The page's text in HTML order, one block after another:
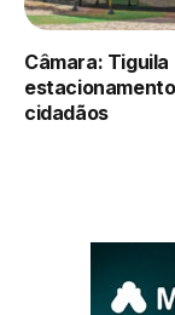
Câmara:
cidadãos